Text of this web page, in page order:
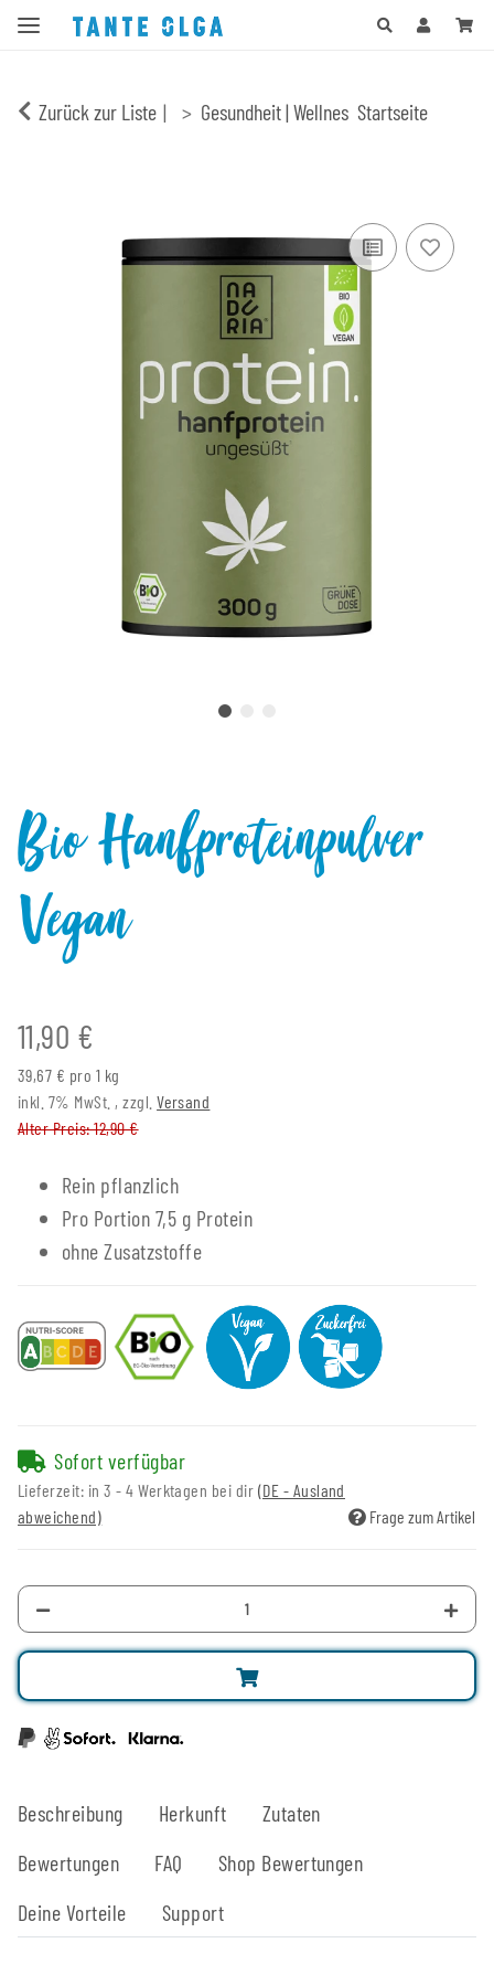
Zurück zur Liste Gesundheit | Wellnes Startseite
Bio Hanfproteinpulver
Vegan
11,90 €
39,67 € pro 1 kg
inkl. 7% MwSt. , zzgl.Versand
Alter Preis: 12,90 €
Rein pflanzlich
Pro Portion 7,5 g Protein
ohne Zusatzstoffe
Sofort verfügbar
Lieferzeit: in 3 - 4 Werktagen bei dir (DE - Ausland
abweichend)
Frage zum Artikel
Beschreibung Herkunft
Zutaten
Bewertungen
FAQ
Shop Bewertungen
Deine Vorteile
Support